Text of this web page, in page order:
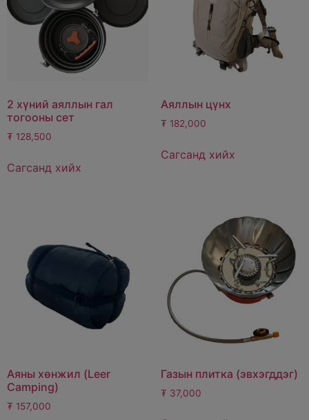
2 хүний аяллын гал
тогооны сет
₮ 128,500
Сагсанд хийх
Аяллын цүнх
₮ 182,000
Сагсанд хийх
Аяны хөнжил (Leer
Camping)
₮ 157,000
Газын плитка (эвхэгддэг)
₮ 37,000